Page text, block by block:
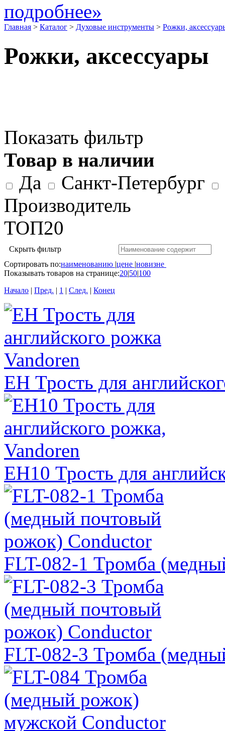
подробнее»
Главная > Каталог > Духовые инструменты > Рожки,
Рожки, аксессуары
Показать фильтр
Товар в наличии
Да
Санкт-Петербург
Производитель
ТОП20
Скрыть фильтр
Сортировать по:наименованию |цене |новизне
Показывать товаров на странице:20|50|100
Начало | Пред. | 1 | След. | Конец
EH Трость для
EH10 Трость для
FLT-082-1 Тромба
FLT-082-3 Тромба